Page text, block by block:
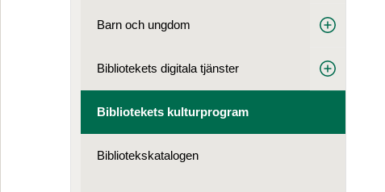
Barn och ungdom
Bibliotekets digitala tjänster
Bibliotekets kulturprogram
Bibliotekskatalogen